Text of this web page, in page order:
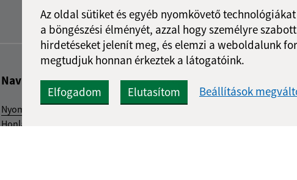
Az oldal sütiket és egyéb nyomkövető
a böngészési élményét, azzal hogy személyre
hirdetéseket jelenít meg, és elemzi a weboldalunk
megtudjuk honnan érkeztek a látogatóink.
Elfogadom Elutasítom Beállítások
Navigáció:
Nyomtatás
Honlap térkép
Gyors linkek: